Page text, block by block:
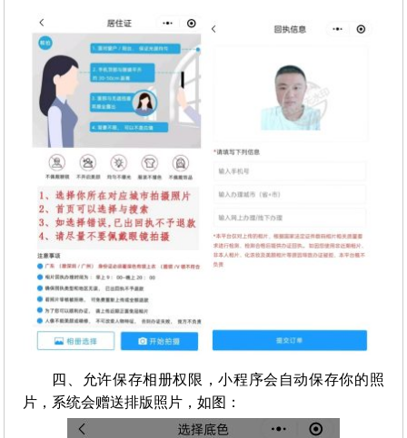
四、允许保存相册权限，小程序会自动保存你的照
片，系统会赠送排版照片，如图：